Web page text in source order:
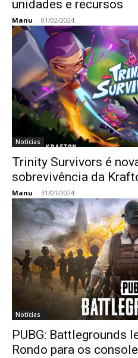
unidades e recursos
Manu - 01/02/2024
Notícias
Trinity Survivors é
sobrevivência da
Manu - 31/01/2024
Notícias
PUBG: Battlegrounds
Rondo para os